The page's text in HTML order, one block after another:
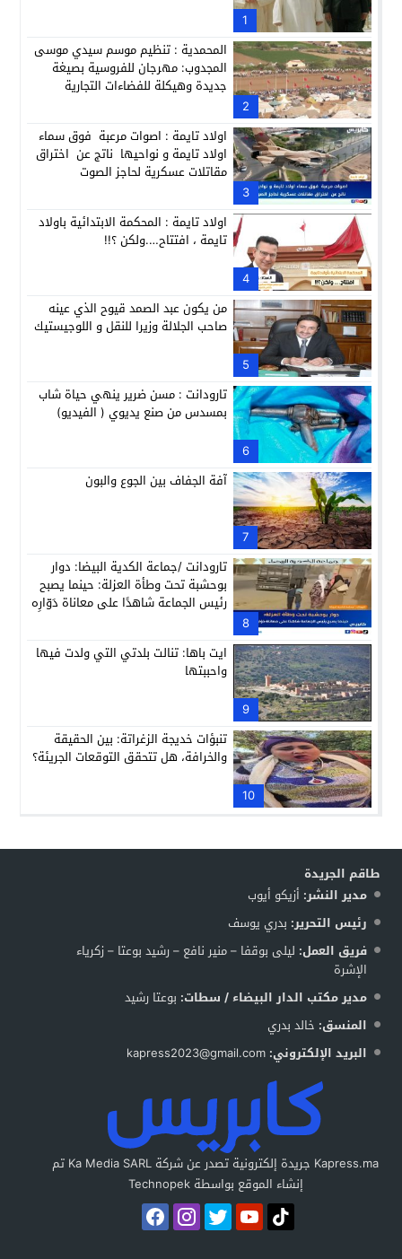
11:05 حبشان وكيلاً عاماً بتارودانت: ترقية جديدة في الحركة القضائية
1
2
المحمدية : تنظيم موسم سيدي موسى
المجدوب: مهرجان للفروسية بصيغة
جديدة وهيكلة للفضاءات التجارية
3
اولاد تايمة : اصوات مرعبة فوق سماء
اولاد تايمة و نواحيها ناتج عن اختراق
مقاتلات عسكرية لحاجز الصوت
4
اولاد تايمة : المحكمة الابتدائية باولاد
تايمة ، افتتاح….ولكن ؟!!
5
من يكون عبد الصمد قيوح الذي عينه
صاحب الجلالة وزيرا للنقل و اللوجيستيك
6
تارودانت : مسن ضرير ينهي حياة شاب
بمسدس من صنع يديوي ( الفيديو)
7
آفة الجفاف بين الجوع والبون
8
تارودانت /جماعة الكدية البيضا: دوار
بوحشبة تحت وطأة العزلة: حينما يصبح
رئيس الجماعة شاهدًا على معاناة دَوّارِه
9
ايت باها: تنالت بلدتي التي ولدت فيها
واحببتها
10
تنبؤات خديجة الزغراتة: بين الحقيقة
والخرافة، هل تتحقق التوقعات الجريئة؟
طاقم الجريدة
مدير النشر: أزيكو أيوب
رئيس التحرير: بدري يوسف
فريق العمل: ليلى بوقفا – منير نافع – رشيد بوعتا – زكرياء
الإشرة
مدير مكتب الدار البيضاء / سطات: بوعتا رشيد
المنسق: خالد بدري
البريد الإلكتروني: kapress2023@gmail.com
Kapress.ma جريدة إلكترونية تصدر عن شركة Ka Media SARL تم
إنشاء الموقع بواسطة Technopek